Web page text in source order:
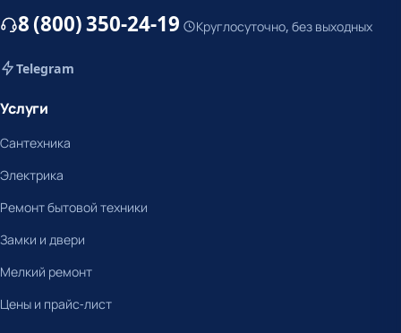
8 (800) 350-24-19 Круглосуточно, без выходных
Telegram
Услуги
Сантехника
Электрика
Ремонт бытовой техники
Замки и двери
Мелкий ремонт
Цены и прайс-лист